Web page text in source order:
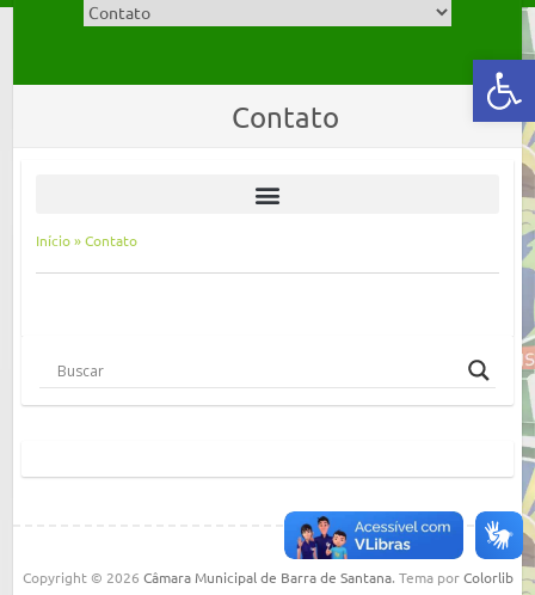
Abrir a barra de ferramentas
Contato
Início»Contato
Copyright © 2026 Câmara Municipal de Barra de Santana. Tema porColorlib